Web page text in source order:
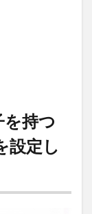
を持つ
設定し